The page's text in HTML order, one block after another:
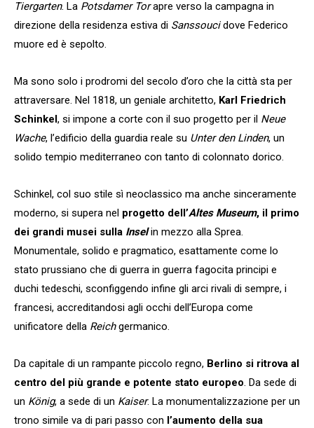
Tiergarten. La Potsdamer Torapre verso la campagna in
direzione della residenza estiva di Sanssoucidove Federico
muore ed è sepolto.
Ma sono solo i prodromi del secolo d’oro che la città sta per
attraversare. Nel 1818, un geniale architetto, Karl Friedrich
Schinkel, si impone a corte con il suo progetto per il Neue
Wache, l’edificio della guardia reale su Unter den Linden, un
solido tempio mediterraneo con tanto di colonnato dorico.
Schinkel, col suo stile sì neoclassico ma anche sinceramente
moderno, si supera nel progetto dell’Altes Museum, il primo
dei grandi musei sulla Inselin mezzo alla Sprea.
Monumentale, solido e pragmatico, esattamente come lo
stato prussiano che di guerra in guerra fagocita principi e
duchi tedeschi, sconfiggendo infine gli arci rivali di sempre, i
francesi, accreditandosi agli occhi dell’Europa come
unificatore della Reichgermanico.
Da capitale di un rampante piccolo regno, Berlino si ritrova al
centro del più grande e potente stato europeo. Da sede di
un König, a sede di un Kaiser. La monumentalizzazione per un
trono simile va di pari passo con l’aumento della sua